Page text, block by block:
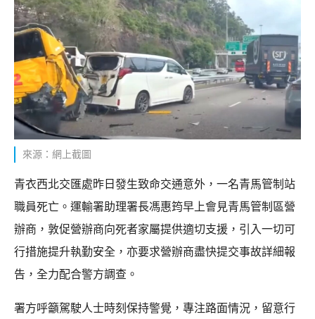
來源：網上截圖
青衣西北交匯處昨日發生致命交通意外，一名青馬管制站
職員死亡。運輸署助理署長馮惠筠早上會見青馬管制區營
辦商，敦促營辦商向死者家屬提供適切支援，引入一切可
行措施提升執勤安全，亦要求營辦商盡快提交事故詳細報
告，全力配合警方調查。
署方呼籲駕駛人士時刻保持警覺，專注路面情況，留意行